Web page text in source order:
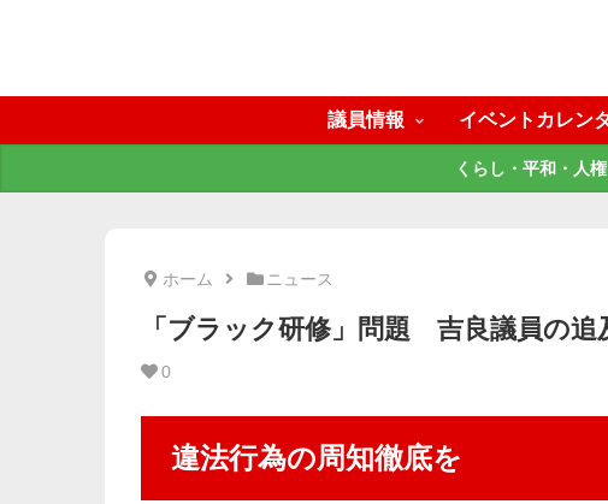
議員情報 イベントカレン
くらし・平和・人
ホーム ニュース
「ブラック研修」問題 吉良議員の追
0
違法行為の周知徹底を